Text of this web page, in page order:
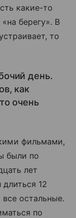
какие-то
берегу». В
то
день.
как
очень
фильмами,
были по
лет
12
остальные.
по